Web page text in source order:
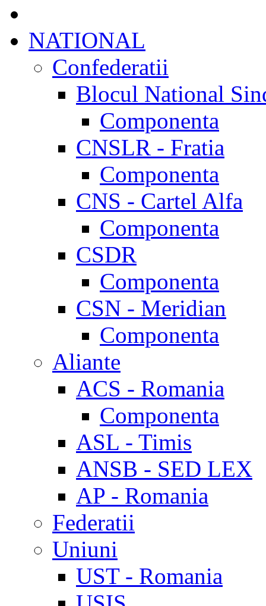
NATIONAL
Confederatii
Blocul National
Componenta
CNSLR - Fratia
Componenta
CNS - Cartel Alfa
Componenta
CSDR
Componenta
CSN - Meridian
Componenta
Aliante
ACS - Romania
Componenta
ASL - Timis
ANSB - SED LEX
AP - Romania
Federatii
Uniuni
UST - Romania